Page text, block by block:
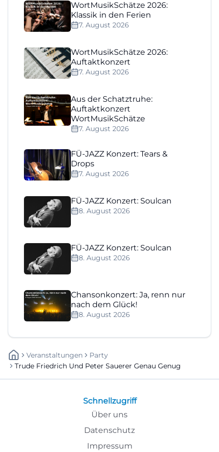
WortMusikSchätze 2026:
Klassik in den Ferien
7. August 2026
WortMusikSchätze 2026:
Auftaktkonzert
7. August 2026
Aus der Schatztruhe:
Auftaktkonzert
WortMusikSchätze
7. August 2026
FÜ-JAZZ Konzert: Tears &
Drops
7. August 2026
FÜ-JAZZ Konzert: Soulcan
8. August 2026
FÜ-JAZZ Konzert: Soulcan
8. August 2026
Chansonkonzert: Ja, renn nur
nach dem Glück!
8. August 2026
Veranstaltungen
Party
Trude Friedrich Und Peter Sauerer Genau Genug
Schnellzugriff
Über uns
Datenschutz
Impressum